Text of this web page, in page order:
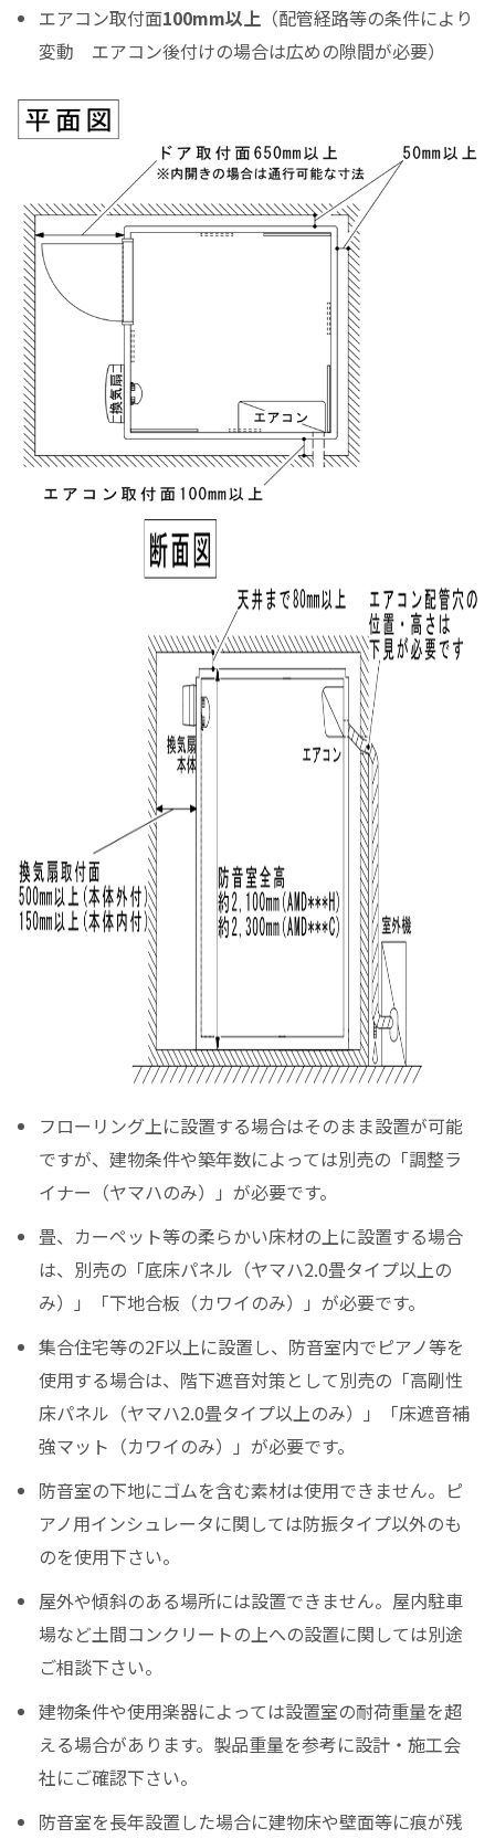
（初回月のみ）お支払金額
実質年率%
Please enter the security code
6 + 4 =
エアコン取付面100mm以上 （配管経路等の条件により
変動 エアコン後付けの場合は広めの隙間が必要）
フローリング上に設置する場合はそのまま設置が可能
ですが、建物条件や築年数によっては別売の「調整ラ
イナー（ヤマハのみ）」が必要です。
畳、カーペット等の柔らかい床材の上に設置する場合
は、別売の「底床パネル（ヤマハ2.0畳タイプ以上の
み）」「下地合板（カワイのみ）」が必要です。
集合住宅等の2F以上に設置し、防音室内でピアノ等を
使用する場合は、階下遮音対策として別売の「高剛性
床パネル（ヤマハ2.0畳タイプ以上のみ）」「床遮音補
強マット（カワイのみ）」が必要です。
防音室の下地にゴムを含む素材は使用できません。ピ
アノ用インシュレータに関しては防振タイプ以外のも
のを使用下さい。
屋外や傾斜のある場所には設置できません。屋内駐車
場など土間コンクリートの上への設置に関しては別途
ご相談下さい。
建物条件や使用楽器によっては設置室の耐荷重量を超
える場合があります。製品重量を参考に設計・施工会
社にご確認下さい。
防音室を長年設置した場合に建物床や壁面等に痕が残